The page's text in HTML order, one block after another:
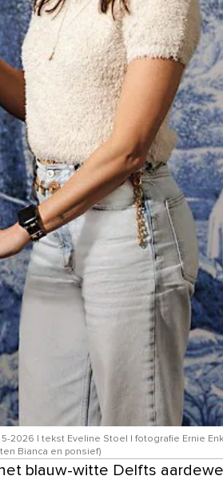
2026 | tekst Eveline Stoel | fotografie Ernie
Bianca en ponsief)